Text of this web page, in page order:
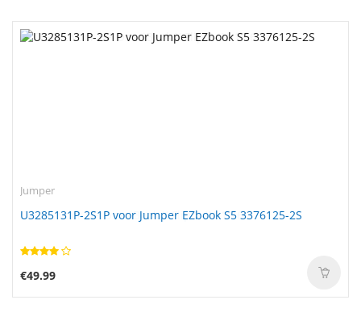
Jumper
U3285131P-2S1P voor Jumper EZbook S5 3376125-2S
€49.99